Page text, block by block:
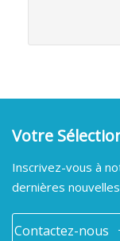
Votre
Inscrivez-vous à
dernières
Contactez-nous